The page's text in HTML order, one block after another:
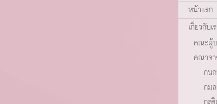
หน้าแรก
เกี่ยวกับเ
คณะผู้
คณาจ
กน
กม